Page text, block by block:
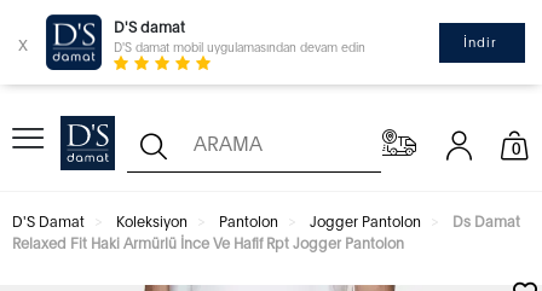
x
D'S damat
D'S damat mobil uygulamasından devam edin İndir
0
D'S Damat Koleksiyon Pantolon Jogger Pantolon
Ds Damat
Relaxed Fit Haki Armürlü İnce Ve Hafif Rpt Jogger Pantolon